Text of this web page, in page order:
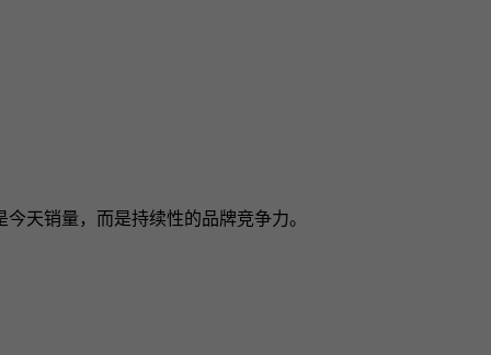
天销量，而是持续性的品牌竞争力。